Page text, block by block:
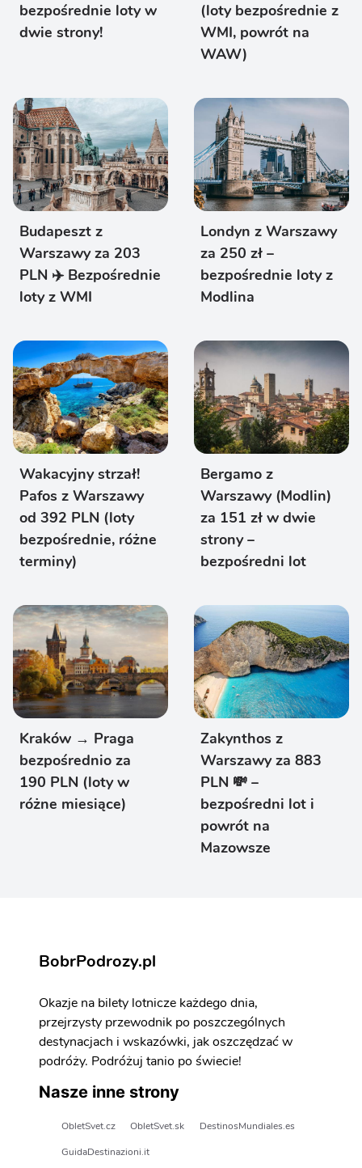
bezpośrednie loty w
dwie strony!
(loty bezpośrednie z
WMI, powrót na
WAW)
Budapeszt z
Warszawy za 203
PLN ✈️ Bezpośrednie
loty z WMI
Londyn z Warszawy
za 250 zł –
bezpośrednie loty z
Modlina
Wakacyjny strzał!
Pafos z Warszawy
od 392 PLN (loty
bezpośrednie, różne
terminy)
Bergamo z
Warszawy (Modlin)
za 151 zł w dwie
strony –
bezpośredni lot
Kraków → Praga
bezpośrednio za
190 PLN (loty w
różne miesiące)
Zakynthos z
Warszawy za 883
PLN 💸 –
bezpośredni lot i
powrót na
Mazowsze
BobrPodrozy.pl
Okazje na bilety lotnicze każdego dnia,
przejrzysty przewodnik po poszczególnych
destynacjach i wskazówki, jak oszczędzać w
podróży. Podróżuj tanio po świecie!
Nasze inne strony
ObletSvet.cz ObletSvet.sk
DestinosMundiales.es
GuidaDestinazioni.it